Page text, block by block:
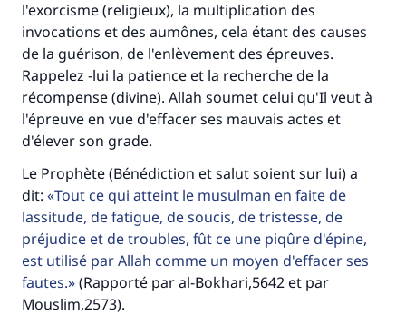
l'exorcisme (religieux), la multiplication des
invocations et des aumônes, cela étant des causes
de la guérison, de l'enlèvement des épreuves.
Rappelez -lui la patience et la recherche de la
récompense (divine). Allah soumet celui qu'Il veut à
l'épreuve en vue d'effacer ses mauvais actes et
d'élever son grade.
Le Prophète (Bénédiction et salut soient sur lui) a
dit: Tout ce qui atteint le musulman en faite de
lassitude, de fatigue, de soucis, de tristesse, de
préjudice et de troubles, fût ce une piqûre d'épine,
est utilisé par Allah comme un moyen d'effacer ses
fautes. (Rapporté par al-Bokhari,5642 et par
Mouslim,2573).